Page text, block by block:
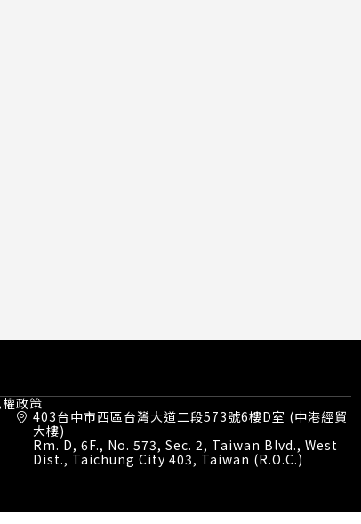
政策
403台中市西區台灣大道二段573號6樓D室 (中港經貿
大樓)
Rm. D, 6F., No. 573, Sec. 2, Taiwan Blvd., West
Dist., Taichung City 403, Taiwan (R.O.C.)